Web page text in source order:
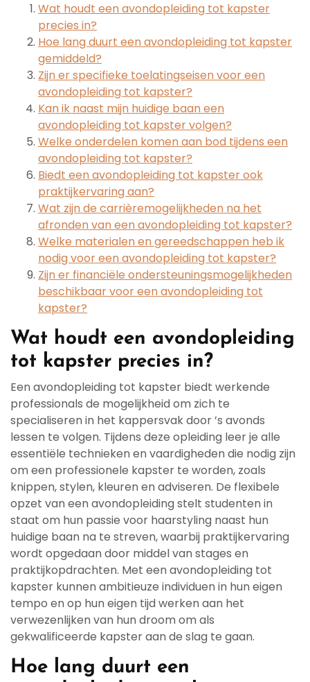
Wat houdt een avondopleiding tot kapster
precies in?
Hoe lang duurt een avondopleiding tot kapster
gemiddeld?
Zijn er specifieke toelatingseisen voor een
avondopleiding tot kapster?
Kan ik naast mijn huidige baan een
avondopleiding tot kapster volgen?
Welke onderdelen komen aan bod tijdens een
avondopleiding tot kapster?
Biedt een avondopleiding tot kapster ook
praktijkervaring aan?
Wat zijn de carrièremogelijkheden na het
afronden van een avondopleiding tot kapster?
Welke materialen en gereedschappen heb ik
nodig voor een avondopleiding tot kapster?
Zijn er financiële ondersteuningsmogelijkheden
beschikbaar voor een avondopleiding tot
kapster?
Wat houdt een avondopleiding
tot kapster precies in?
Een avondopleiding tot kapster biedt werkende
professionals de mogelijkheid om zich te
specialiseren in het kappersvak door ’s avonds
lessen te volgen. Tijdens deze opleiding leer je alle
essentiële technieken en vaardigheden die nodig zijn
om een professionele kapster te worden, zoals
knippen, stylen, kleuren en adviseren. De flexibele
opzet van een avondopleiding stelt studenten in
staat om hun passie voor haarstyling naast hun
huidige baan na te streven, waarbij praktijkervaring
wordt opgedaan door middel van stages en
praktijkopdrachten. Met een avondopleiding tot
kapster kunnen ambitieuze individuen in hun eigen
tempo en op hun eigen tijd werken aan het
verwezenlijken van hun droom om als
gekwalificeerde kapster aan de slag te gaan.
Hoe lang duurt een